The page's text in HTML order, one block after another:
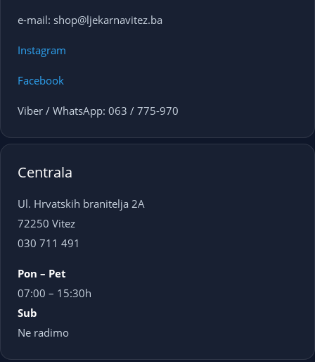
e-mail: shop@ljekarnavitez.ba
Instagram
Facebook
Viber / WhatsApp: 063 / 775-970
Centrala
Ul. Hrvatskih branitelja 2A
72250 Vitez
030 711 491
Pon – Pet
07:00 – 15:30h
Sub
Ne radimo